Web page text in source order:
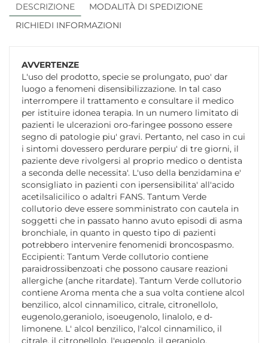
DESCRIZIONE
MODALITÀ DI SPEDIZIONE
RICHIEDI INFORMAZIONI
AVVERTENZE
L'uso del prodotto, specie se prolungato, puo' dar
luogo a fenomeni disensibilizzazione. In tal caso
interrompere il trattamento e consultare il medico
per istituire idonea terapia. In un numero limitato di
pazienti le ulcerazioni oro-faringee possono essere
segno di patologie piu' gravi. Pertanto, nel caso in cui
i sintomi dovessero perdurare perpiu' di tre giorni, il
paziente deve rivolgersi al proprio medico o dentista
a seconda delle necessita'. L'uso della benzidamina e'
sconsigliato in pazienti con ipersensibilita' all'acido
acetilsalicilico o adaltri FANS. Tantum Verde
collutorio deve essere somministrato con cautela in
soggetti che in passato hanno avuto episodi di asma
bronchiale, in quanto in questo tipo di pazienti
potrebbero intervenire fenomenidi broncospasmo.
Eccipienti: Tantum Verde collutorio contiene
paraidrossibenzoati che possono causare reazioni
allergiche (anche ritardate). Tantum Verde collutorio
contiene Aroma menta che a sua volta contiene alcol
benzilico, alcol cinnamilico, citrale, citronellolo,
eugenolo,geraniolo, isoeugenolo, linalolo, e d-
limonene. L' alcol benzilico, l'alcol cinnamilico, il
citrale, il citronellolo, l'eugenolo, il geraniolo,